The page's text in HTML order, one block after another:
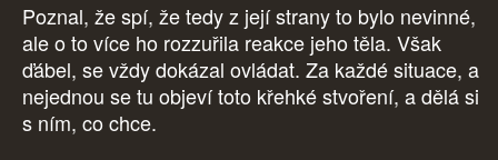
Poznal, že spí, že tedy z její strany to bylo nevinné,
ale o to více ho rozzuřila reakce jeho těla. Však
ďábel, se vždy dokázal ovládat. Za každé situace, a
nejednou se tu objeví toto křehké stvoření, a dělá si
s ním, co chce.